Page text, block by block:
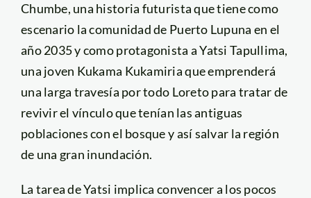
Chumbe, una historia futurista que tiene como
escenario la comunidad de Puerto Lupuna en el
año 2035 y como protagonista a Yatsi Tapullima,
una joven Kukama Kukamiria que emprenderá
una larga travesía por todo Loreto para tratar de
revivir el vínculo que tenían las antiguas
poblaciones con el bosque y así salvar la región
de una gran inundación.
La tarea de Yatsi implica convencer a los pocos